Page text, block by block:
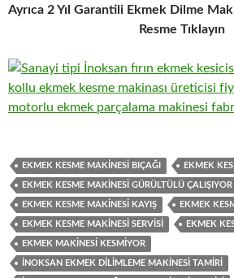
Ayrıca 2 Yıl Garantili Ekmek Dilme
Resme Tıklayın
EKMEK KESME MAKINESI BIÇAĞI EKMEK
EKMEK KESME MAKINESI GÜRÜLTÜLÜ ÇALIŞIYOR
EKMEK KESME MAKINESI KAYIŞ EKMEK
EKMEK KESME MAKINESI SERVISI EKMEK
EKMEK MAKINESI KESMIYOR
İNOKSAN EKMEK DILIMLEME MAKINESI TAMIRI